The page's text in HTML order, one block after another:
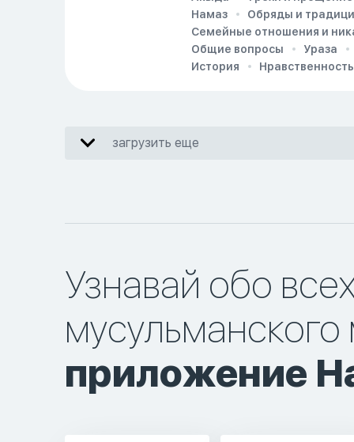
Намаз
Обряды и
Семейные отношения и
Общие вопросы
Ураза
История
Нравственность
загрузить еще
Узнавай обо
приложение